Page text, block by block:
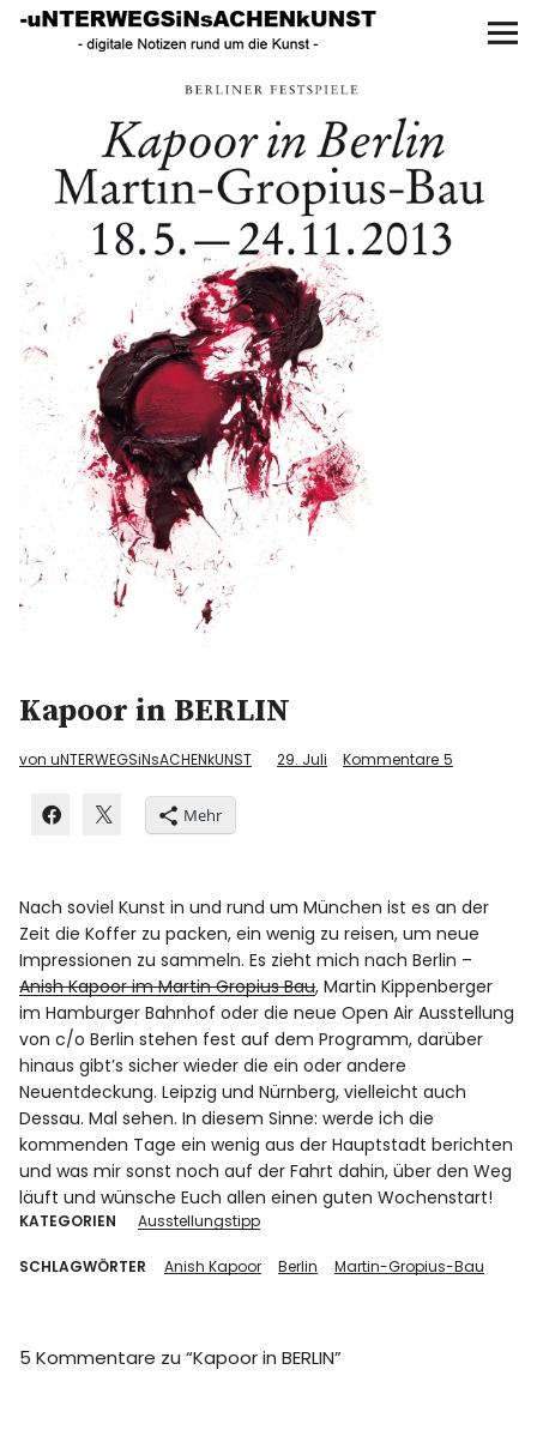
UNTERWEGS IN SACHEN
KUNST
AKTUELLE AUSSTELLUNGEN
KUNSTSPAZIERGÄNGE
ÜBER
UNSER BUCH
I P
Kapoor in BERLIN
von uNTERWEGSiNsACHENkUNST 29. Juli Kommentare 5
Mehr
Nach soviel Kunst in und rund um München ist es an der
Zeit die Koffer zu packen, ein wenig zu reisen, um neue
Impressionen zu sammeln. Es zieht mich nach Berlin –
Anish Kapoor im Martin Gropius Bau, Martin Kippenberger
im Hamburger Bahnhof oder die neue Open Air Ausstellung
von c/o Berlin stehen fest auf dem Programm, darüber
hinaus gibt’s sicher wieder die ein oder andere
Neuentdeckung. Leipzig und Nürnberg, vielleicht auch
Dessau. Mal sehen. In diesem Sinne: werde ich die
kommenden Tage ein wenig aus der Hauptstadt berichten
und was mir sonst noch auf der Fahrt dahin, über den Weg
läuft und wünsche Euch allen einen guten Wochenstart!
KATEGORIEN Ausstellungstipp
SCHLAGWÖRTER Anish Kapoor Berlin Martin-Gropius-Bau
5 Kommentare zu “Kapoor in BERLIN”